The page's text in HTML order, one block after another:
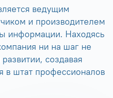
ведущим
и производителем
информации. Находясь
ни на шаг не
создавая
в штат профессионалов